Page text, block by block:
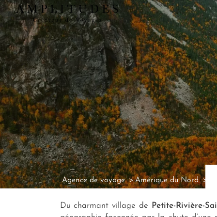
Agence de voyage Amérique du Nord
Du charmant village de Petite-Rivière-